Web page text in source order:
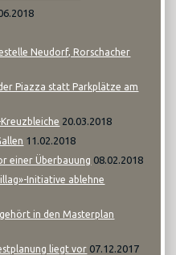
Neudorf, Rorschacher
Piazza statt Parkplätze am
20.03.2018
11.02.2018
einer Überbauung 08.02.2018
Initiative ablehne
in den Masterplan
liegt vor 07.12.2017